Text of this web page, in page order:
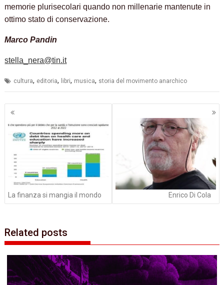
memorie plurisecolari quando non millenarie mantenute in
ottimo stato di conservazione.
Marco Pandin
stella_nera@tin.it
cultura, editoria, libri, musica, storia del movimento anarchico
Navigazione
articoli
La finanza si mangia il mondo Enrico Di Cola
Related posts